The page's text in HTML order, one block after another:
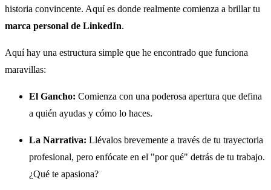
historia convincente. Aquí es donde realmente comienza a brillar tu
marca personal de LinkedIn.
Aquí hay una estructura simple que he encontrado que funciona
maravillas:
El Gancho: Comienza con una poderosa apertura que defina
a quién ayudas y cómo lo haces.
La Narrativa: Llévalos brevemente a través de tu trayectoria
profesional, pero enfócate en el "por qué" detrás de tu trabajo.
¿Qué te apasiona?